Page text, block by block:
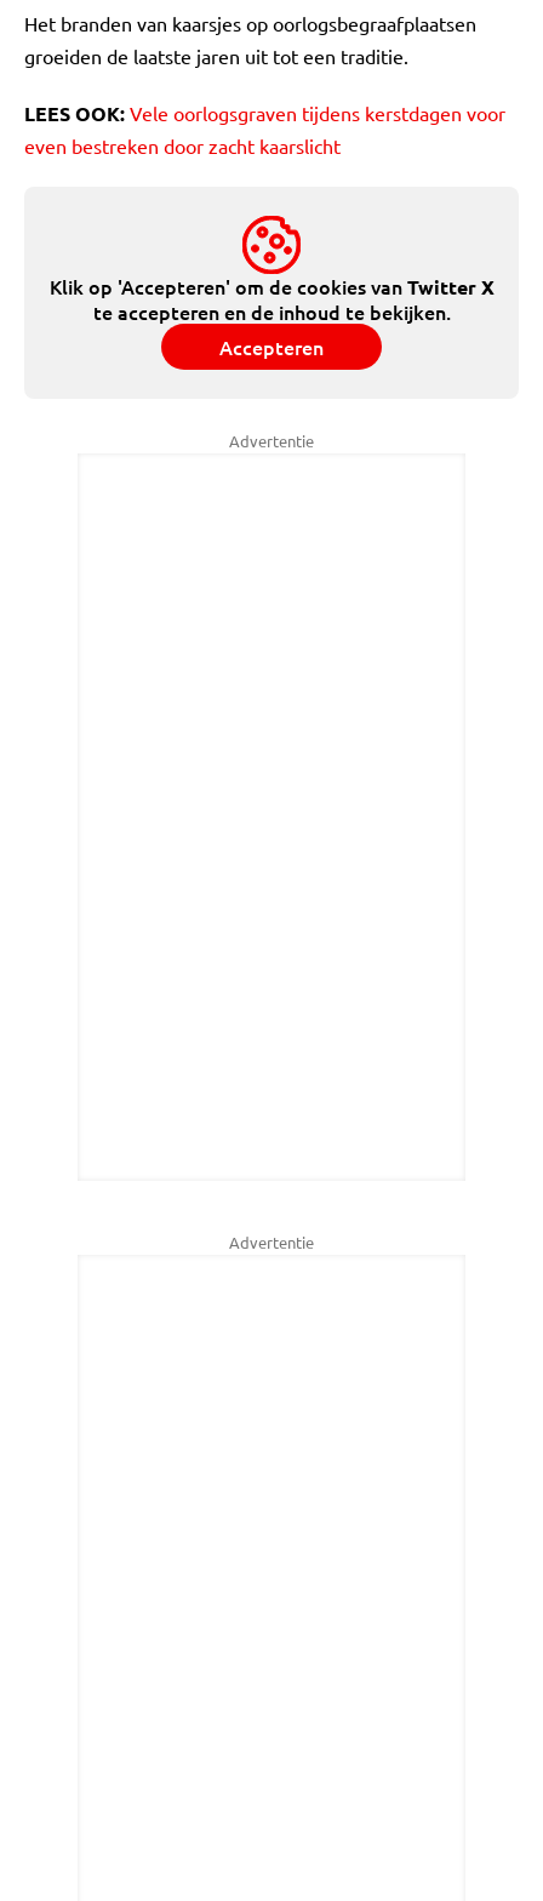
Het branden van kaarsjes op oorlogsbegraafplaatsen
groeiden de laatste jaren uit tot een traditie.
LEES OOK: Vele oorlogsgraven tijdens kerstdagen voor
even bestreken door zacht kaarslicht
Klik op 'Accepteren' om de cookies vanTwitter X
te accepteren en de inhoud te bekijken.
Accepteren
Advertentie
Advertentie